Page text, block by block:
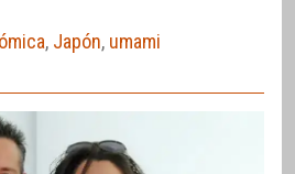
, Japón, umami